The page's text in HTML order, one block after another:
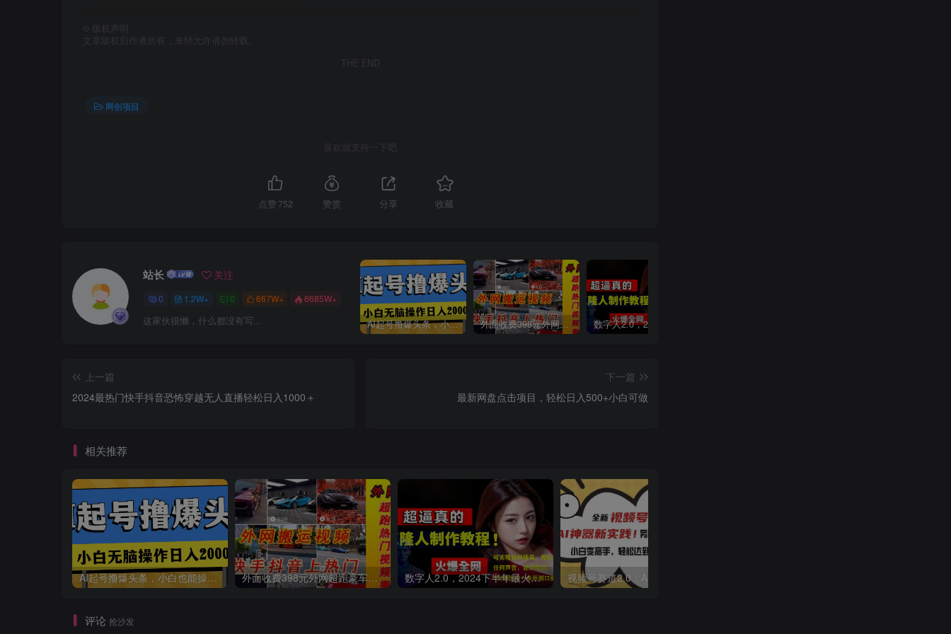
版权声明
文章版权归作者所有，未经允许请勿转载。
THE END
网创项目
喜欢就支持一下吧
点赞 752 赞赏 分享 收藏
站长 关注
0 1.2W+ 0 667W+ 6685W+
这家伙很懒，什么都没有写... AI起号撸爆头条，小白也能操作，日入2000+ 外面收费398元外网超跑豪车汽车视频搬运至快手抖音上热门项目
上一篇
2024最热门快手抖音恐怖穿越无人直播轻松日入1000＋
下一篇
最新网盘点击项目，轻松日入500+小白可做
相关推荐
AI起号撸爆头条，小白也能操作，日入2000+ 外面收费398元外网超跑豪车汽车视频搬运至快手抖音上热门项目 数字人2.0，2024下半年最火项目，无限免费生成视频，可实现任何场景，用任何形象，任何声音，说任何话，5分钟生成一条原创口播视频。
评论 抢沙发